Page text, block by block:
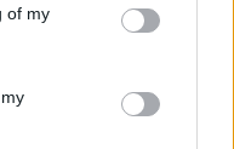
of my
napon belüli